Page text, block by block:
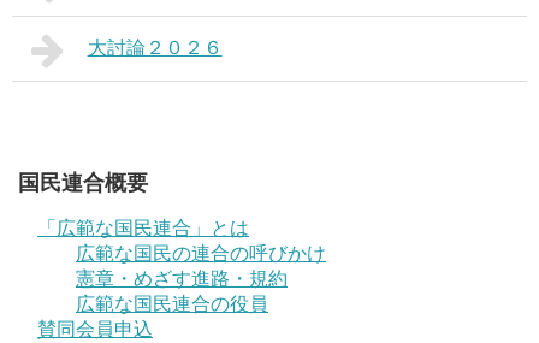
大討論２０２６
国民連合概要
「広範な国民連合」とは
広範な国民の連合の呼びかけ
憲章・めざす進路・規約
広範な国民連合の役員
賛同会員申込